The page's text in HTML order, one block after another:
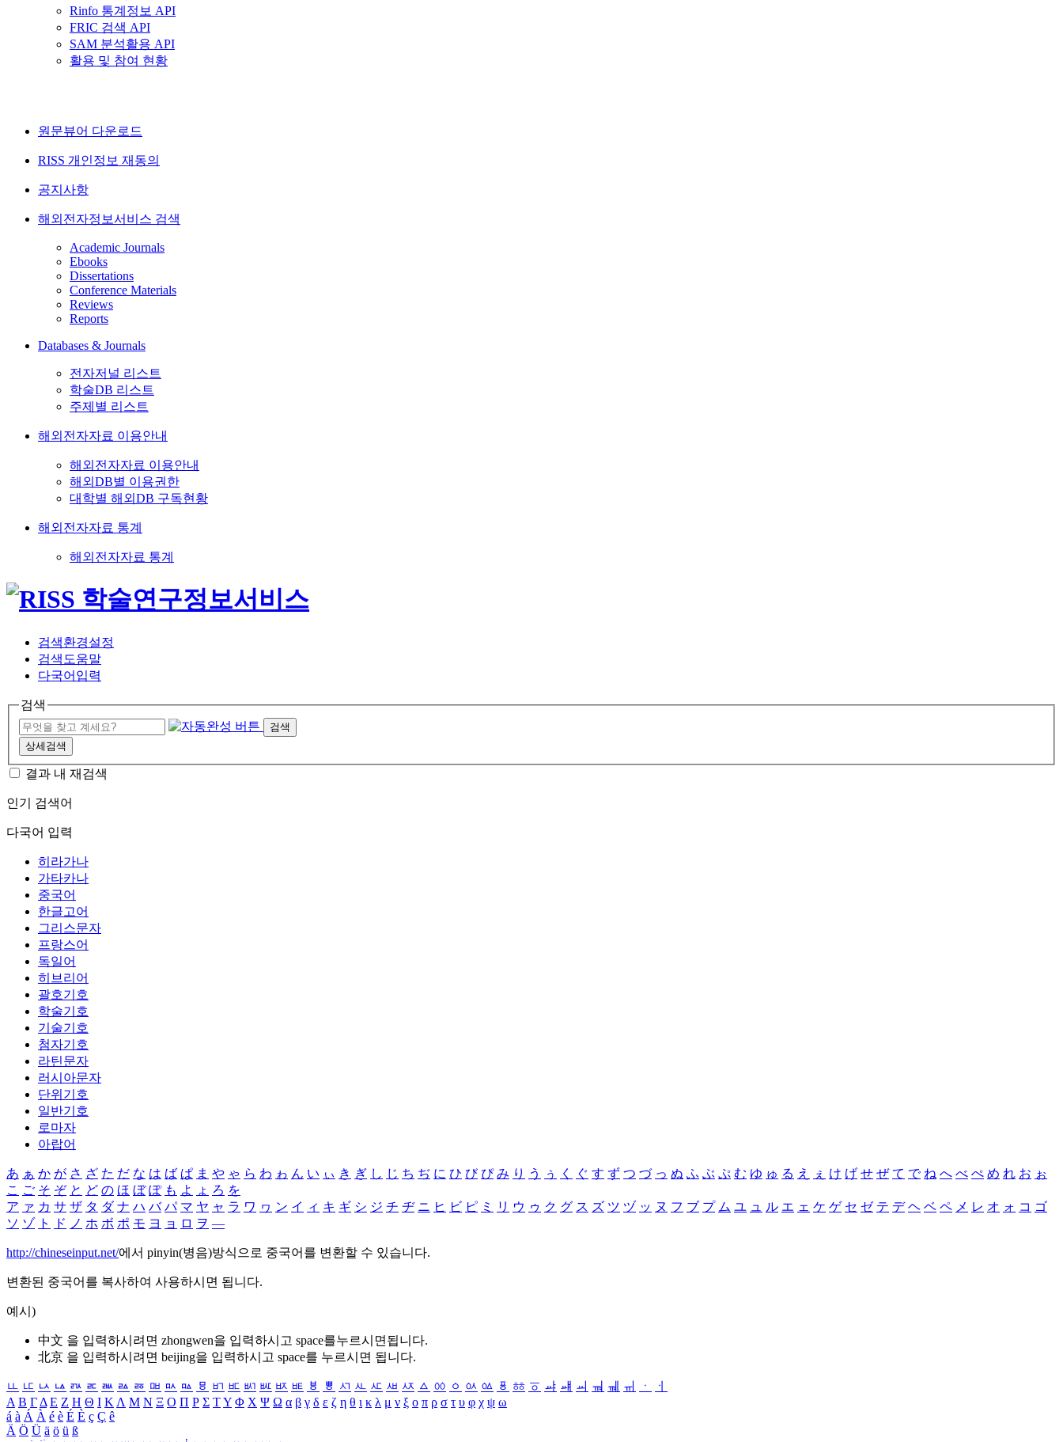
Rinfo 통계정보 API
FRIC 검색 API
SAM 분석활용 API
활용 및 참여 현황
원문뷰어 다운로드
RISS 개인정보 재동의
공지사항
해외전자정보서비스 검색
Academic Journals
Ebooks
Dissertations
Conference Materials
Reviews
Reports
Databases & Journals
전자저널 리스트
학술DB 리스트
주제별 리스트
해외전자자료 이용안내
해외전자자료 이용안내
해외DB별 이용권한
대학별 해외DB 구독현황
해외전자자료 통계
해외전자자료 통계
검색환경설정
검색도움말
다국어입력
검색
검색
상세검색
결과 내 재검색
인기 검색어
다국어 입력
히라가나
가타카나
중국어
한글고어
그리스문자
프랑스어
독일어
히브리어
괄호기호
학술기호
기술기호
첨자기호
라틴문자
러시아문자
단위기호
일반기호
로마자
아랍어
あ ぁ か が さ ざ た だ な は ば ぱ ま や ゃ ら わ ゎ ん い ぃ き ぎ し じ ち ぢ に ひ び ぴ み り う ぅ く ぐ す ず つ づ っ ぬ ふ ぶ ぷ む ゆ ゅ る え ぇ け げ せ ぜ て で ね へ べ ぺ め れ お ぉ
こ ご そ ぞ と ど の ほ ぼ ぽ も よ ょ ろ を
ア ァ カ サ ザ タ ダ ナ ハ バ パ マ ヤ ャ ラ ワ ヮ ン イ ィ キ ギ シ ジ チ ヂ ニ ヒ ビ ピ ミ リ ウ ゥ ク グ ス ズ ツ ヅ ッ ヌ フ ブ プ ム ユ ュ ル エ ェ ケ ゲ セ ゼ テ デ ヘ ベ ペ メ レ オ ォ コ ゴ
ソ ゾ ト ド ノ ホ ボ ポ モ ヨ ョ ロ ヲ ―
http://chineseinput.net/에서 pinyin(병음)방식으로 중국어를 변환할 수 있습니다.
변환된 중국어를 복사하여 사용하시면 됩니다.
예시)
中文 을 입력하시려면 zhongwen을 입력하시고 space를누르시면됩니다.
北京 을 입력하시려면 beijing을 입력하시고 space를 누르시면 됩니다.
ㅥ ㅦ ㅧ ㅨ ㅩ ㅪ ㅫ ㅬ ㅭ ㅮ ㅯ ㅰ ㅱ ㅲ ㅳ ㅴ ㅵ ㅶ ㅷ ㅸ ㅹ ㅺ ㅻ ㅼ ㅽ ㅾ ㅿ ㆀ ㆁ ㆂ ㆃ ㆄ ㆅ ㆆ ㆇ ㆈ ㆉ ㆊ ㆋ ㆌ ㆍ
ㆎ
Α Β ΓΔ Ε Ζ Η Θ Ι ΚΛ Μ Ν Ξ Ο Π Ρ Σ ΤΥ Φ Χ Ψ Ω α β γ δ ε ζ η θ ι κ λ μ ν ξ ο π ρ σ τ υ φ χ ψ ω
á à Á À é è É È ç Ç ê
Ä Ö Ü ä ö ü ß